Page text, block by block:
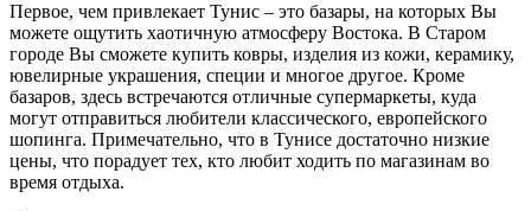
Первое, чем привлекает Тунис – это базары, на которых Вы
можете ощутить хаотичную атмосферу Востока. В Старом
городе Вы сможете купить ковры, изделия из кожи, керамику,
ювелирные украшения, специи и многое другое. Кроме
базаров, здесь встречаются отличные супермаркеты, куда
могут отправиться любители классического, европейского
шопинга. Примечательно, что в Тунисе достаточно низкие
цены, что порадует тех, кто любит ходить по магазинам во
время отдыха.